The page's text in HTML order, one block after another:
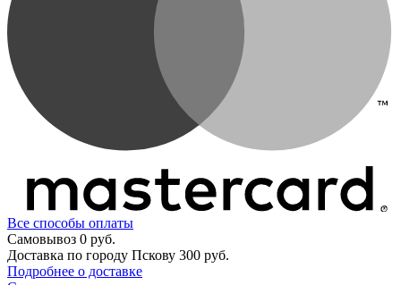
Все способы оплаты
Самовывоз 0 руб.
Доставка по городу Пскову 300 руб.
Подробнее о доставке